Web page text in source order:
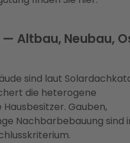
Altbau, Neubau,
sind laut
die heterogene
Gauben,
Nachbarbebauung sind